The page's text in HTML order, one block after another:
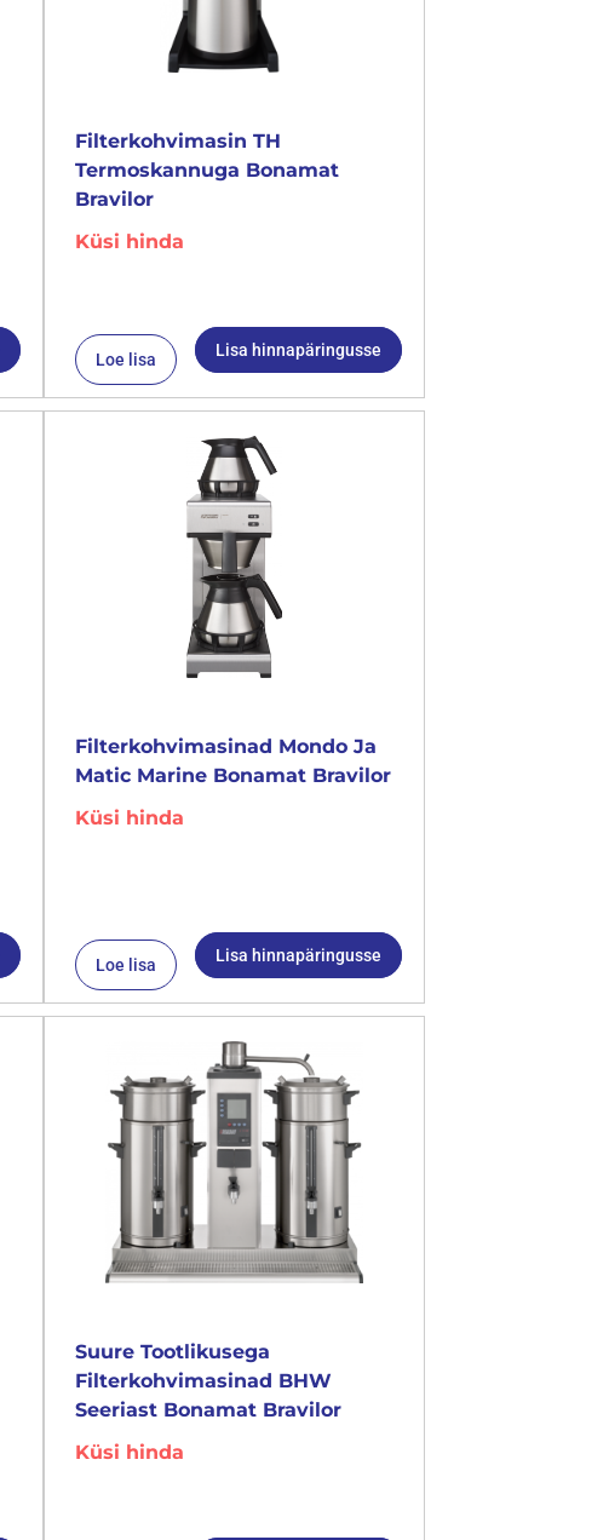
Filterkohvimasin TH
Termoskannuga Bonamat
Bravilor
Küsi hinda
Loe lisa Lisa hinnapäringusse
Filterkohvimasinad Mondo Ja
Matic Marine Bonamat Bravilor
Küsi hinda
Loe lisa Lisa hinnapäringusse
Suure Tootlikusega
Filterkohvimasinad BHW
Seeriast Bonamat Bravilor
Küsi hinda